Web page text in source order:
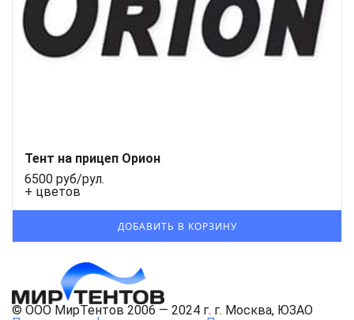
Тент на прицеп Орион
6500 руб/рул.
+ цветов
© ООО МирТентов 2006 — 2024 г. г. Москва, ЮЗАО